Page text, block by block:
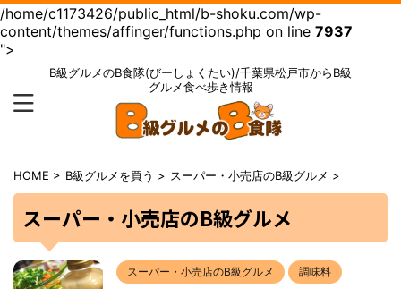
/home/c1173426/public_html/b-shoku.com/wp-
content/themes/affinger/functions.php on line 7937
">
B級グルメのB食隊(びーしょくたい)/千葉県松戸市からB級
グルメ食べ歩き情報
HOME > B級グルメを買う > スーパー・小売店のB級グルメ >
スーパー・小売店のB級グルメ
スーパー・小売店のB級グルメ 調味料